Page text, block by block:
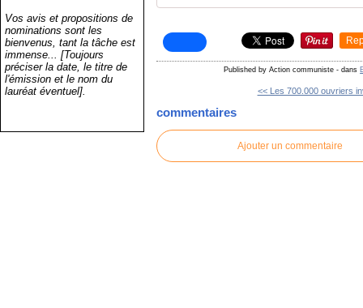
Vos avis et propositions de
nominations sont les
bienvenus, tant la tâche est
immense... [Toujours
préciser la date, le titre de
l'émission et le nom du
lauréat éventuel].
Published by Action communiste - dans
<< Les 700.000 ouvriers
commentaires
Ajouter un commentaire